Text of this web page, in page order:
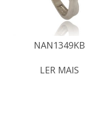
NAN1349KB
LER MAIS